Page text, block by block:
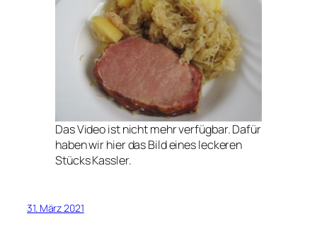
Das Video ist nicht mehr verfügbar. Dafür
haben wir hier das Bild eines leckeren
Stücks Kassler.
31. März 2021